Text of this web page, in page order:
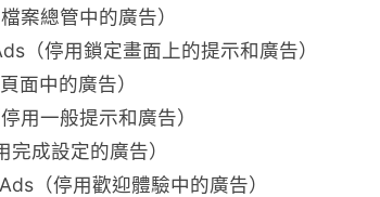
案總管中的廣告）
（停用鎖定畫面上的提示和廣告）
面中的廣告）
用一般提示和廣告）
成設定的廣告）
（停用歡迎體驗中的廣告）